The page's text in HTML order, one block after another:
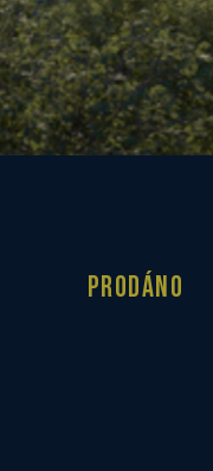
PRODÁNO